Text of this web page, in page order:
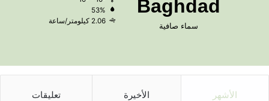
Baghdad
سماء صافية
53%
2.06 كيلومتر/ساعة
الأشهر الأخيرة تعليقات